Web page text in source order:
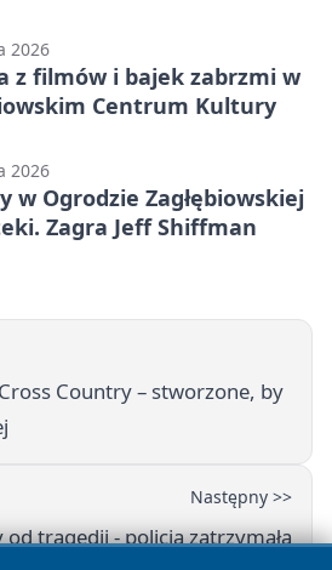
2026
z filmów i bajek zabrzmi w
Centrum Kultury
2026
w Ogrodzie Zagłębiowskiej
Zagra Jeff Shiffman
Country – stworzone, by
Następny >>
od tragedii - policja zatrzymała